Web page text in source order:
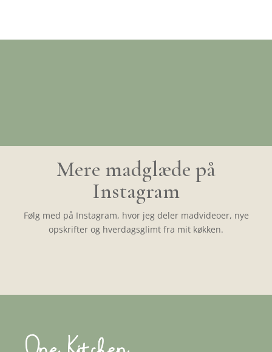
Mere madglæde på
Instagram
Følg med på Instagram, hvor jeg deler madvideoer, nye
opskrifter og hverdagsglimt fra mit køkken.